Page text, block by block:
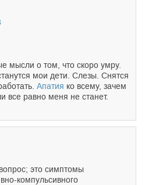
мысли о том, что скоро умру.
мои дети. Слезы. Снятся
Апатия ко всему, зачем
все равно меня не станет.
это симптомы
компульсивного